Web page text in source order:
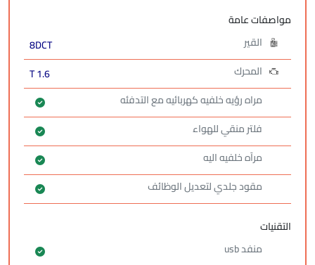
مواصفات عامة
القير
8DCT
المحرك
1.6 T
مراه رؤيه خلفيه كهربائيه مع التدفئه
فلتر منقي للهواء
مرآه خلفيه اليه
مقود جلدي لتعديل الوظائف
التقنيات
منفد usb